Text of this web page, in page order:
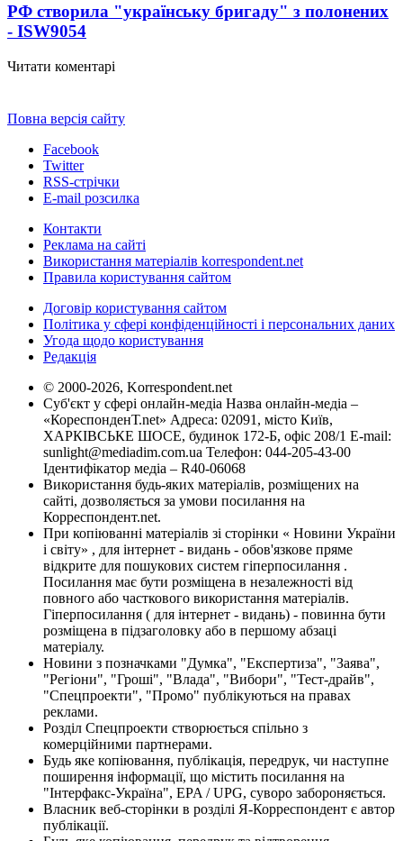
РФ створила "українську бригаду" з полонених
- ISW9054
Читати коментарі
Повна версія сайту
Facebook
Twitter
RSS-стрічки
E-mail розсилка
Контакти
Реклама на сайті
Використання матеріалів korrespondent.net
Правила користування сайтом
Договір користування сайтом
Політика у сфері конфіденційності і персональних даних
Угода щодо користування
Редакція
© 2000-2026, Korrespondent.net
Суб'єкт у сфері онлайн-медіа Назва онлайн-медіа –
«КореспонденТ.net» Адреса: 02091, місто Київ,
ХАРКІВСЬКЕ ШОСЕ, будинок 172-Б, офіс 208/1 E-mail:
sunlight@mediadim.com.ua Телефон: 044-205-43-00
Ідентифікатор медіа – R40-06068
Використання будь-яких матеріалів, розміщених на
сайті, дозволяється за умови посилання на
Корреспондент.net.
При копіюванні матеріалів зі сторінки « Новини України
і світу» , для інтернет - видань - обов'язкове пряме
відкрите для пошукових систем гіперпосилання .
Посилання має бути розміщена в незалежності від
повного або часткового використання матеріалів.
Гіперпосилання ( для інтернет - видань) - повинна бути
розміщена в підзаголовку або в першому абзаці
матеріалу.
Новини з позначками "Думка", "Експертиза", "Заява",
"Регіони", "Гроші", "Влада", "Вибори", "Тест-драйв",
"Спецпроекти", "Промо" публікуються на правах
реклами.
Розділ Спецпроекти створюється спільно з
комерційними партнерами.
Будь яке копіювання, публікація, передрук, чи наступне
поширення інформації, що містить посилання на
"Інтерфакс-Україна", EPA / UPG, суворо забороняється.
Власник веб-сторінки в розділі Я-Корреспондент є автор
публікації.